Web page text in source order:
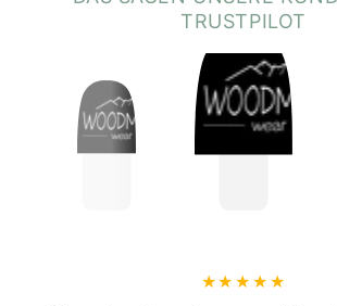
GOTS (Global Organic Textile Standard):
dass die Baumwolle biologisch und ohne
schädlichen Chemikalien angebaut wird.
OEKO-TEX Standard 100:
Material frei von Schadstoffen ist.
PETA-Approved Vegan:
Garantie, dass
Produkte oder Tierversuche verwendet
TRUSTPILOT